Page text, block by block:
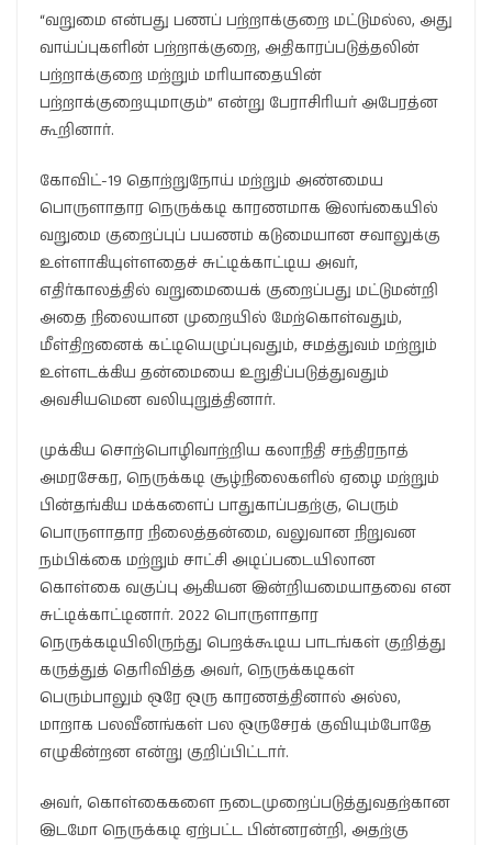
“வறுமை என்பது பணப் பற்றாக்குறை மட்டுமல்ல, அது
வாய்ப்புகளின் பற்றாக்குறை, அதிகாரப்படுத்தலின்
பற்றாக்குறை மற்றும் மரியாதையின்
பற்றாக்குறையுமாகும்” என்று பேராசிரியர் அபேரத்ன
கூறினார்.
கோவிட்-19 தொற்றுநோய் மற்றும் அண்மைய
பொருளாதார நெருக்கடி காரணமாக இலங்கையில்
வறுமை குறைப்புப் பயணம் கடுமையான சவாலுக்கு
உள்ளாகியுள்ளதைச் சுட்டிக்காட்டிய அவர்,
எதிர்காலத்தில் வறுமையைக் குறைப்பது மட்டுமன்றி
அதை நிலையான முறையில் மேற்கொள்வதும்,
மீள்திறனைக் கட்டியெழுப்புவதும், சமத்துவம் மற்றும்
உள்ளடக்கிய தன்மையை உறுதிப்படுத்துவதும்
அவசியமென வலியுறுத்தினார்.
முக்கிய சொற்பொழிவாற்றிய கலாநிதி சந்திரநாத்
அமரசேகர, நெருக்கடி சூழ்நிலைகளில் ஏழை மற்றும்
பின்தங்கிய மக்களைப் பாதுகாப்பதற்கு, பெரும்
பொருளாதார நிலைத்தன்மை, வலுவான நிறுவன
நம்பிக்கை மற்றும் சாட்சி அடிப்படையிலான
கொள்கை வகுப்பு ஆகியன இன்றியமையாதவை என
சுட்டிக்காட்டினார். 2022 பொருளாதார
நெருக்கடியிலிருந்து பெறக்கூடிய பாடங்கள் குறித்து
கருத்துத் தெரிவித்த அவர், நெருக்கடிகள்
பெரும்பாலும் ஒரே ஒரு காரணத்தினால் அல்ல,
மாறாக பலவீனங்கள் பல ஒருசேரக் குவியும்போதே
எழுகின்றன என்று குறிப்பிட்டார்.
அவர், கொள்கைகளை நடைமுறைப்படுத்துவதற்கான
இடமோ நெருக்கடி ஏற்பட்ட பின்னரன்றி, அதற்கு